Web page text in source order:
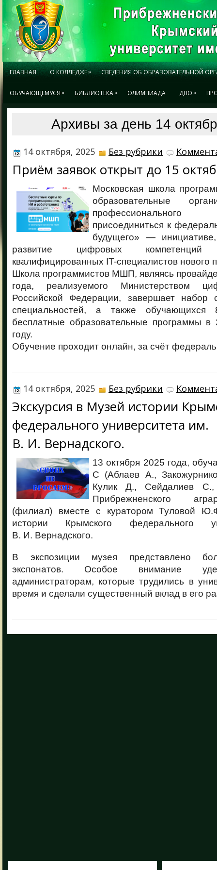
ГЛАВНАЯ О КОЛЛЕДЖЕ» СВЕДЕНИЯ ОБ ОБРАЗОВАТЕЛЬНОЙ
ОБУЧАЮЩЕМУСЯ» БИБЛИОТЕКА» ОЛИМПИАДА ДПО»
Архивы за день 14
14 октября, 2025 Без рубрики
Приём заявок открыт до 15
Московская школа
образовательные
присоединиться к
будущего» —
развитие цифровых
квалифицированных IT-специалистов нового
Школа программистов МШП, являясь
года, реализуемого Министерством
Российской Федерации, завершает набор
специальностей, а также обучающихся
бесплатные образовательные программы в
году.
Обучение проходит онлайн, за счёт
14 октября, 2025 Без рубрики
Экскурсия в Музей истории
федерального университета им.
В. И. Вернадского.
13 октября 2025 года,
С (Аблаев А.,
Кулик Д., Сейдалиев
Прибрежненского
(филиал) вместе с куратором Туловой
истории Крымского федерального
В. И. Вернадского.
В экспозиции музея представлено
экспонатов. Особое внимание
администраторам, которые трудились в
время и сделали существенный вклад в его